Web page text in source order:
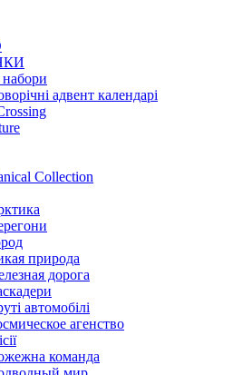
адвент календарі
Collection
природа
дорога
автомобілі
агенство
команда